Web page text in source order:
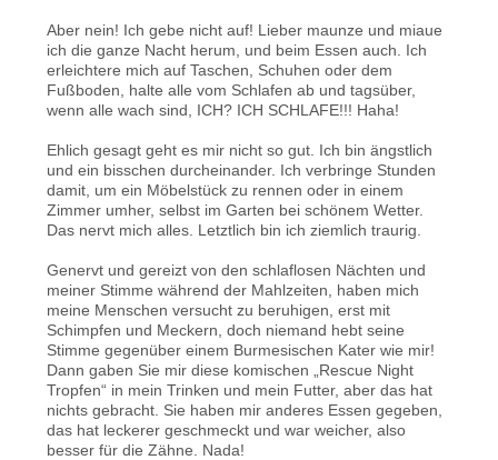
Aber nein! Ich gebe nicht auf! Lieber maunze und miaue
ich die ganze Nacht herum, und beim Essen auch. Ich
erleichtere mich auf Taschen, Schuhen oder dem
Fußboden, halte alle vom Schlafen ab und tagsüber,
wenn alle wach sind, ICH? ICH SCHLAFE!!! Haha!
Ehlich gesagt geht es mir nicht so gut. Ich bin ängstlich
und ein bisschen durcheinander. Ich verbringe Stunden
damit, um ein Möbelstück zu rennen oder in einem
Zimmer umher, selbst im Garten bei schönem Wetter.
Das nervt mich alles. Letztlich bin ich ziemlich traurig.
Genervt und gereizt von den schlaflosen Nächten und
meiner Stimme während der Mahlzeiten, haben mich
meine Menschen versucht zu beruhigen, erst mit
Schimpfen und Meckern, doch niemand hebt seine
Stimme gegenüber einem Burmesischen Kater wie mir!
Dann gaben Sie mir diese komischen „Rescue Night
Tropfen“ in mein Trinken und mein Futter, aber das hat
nichts gebracht. Sie haben mir anderes Essen gegeben,
das hat leckerer geschmeckt und war weicher, also
besser für die Zähne. Nada!